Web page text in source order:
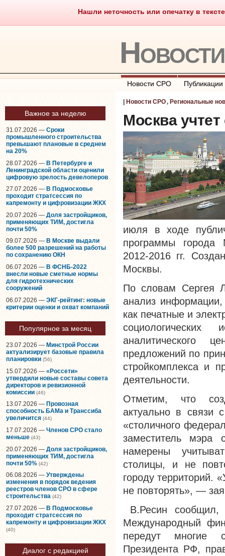
Нашли неточность или опечатку в
Саморегулирование Что
Новости СРО Публикации
Важное за неделю
31.07.2026 — Сроки
промышленного строительства
превышают плановые в среднем
на 20%
28.07.2026 — В Петербурге и
Ленинградской области оценили
цифровую зрелость девелоперов
27.07.2026 — В Подмосковье
проходит стратсессия по
капремонту и цифровизации ЖКХ
20.07.2026 — Доля застройщиков,
применяющих ТИМ, достигла
почти 50%
09.07.2026 — В Москве выдали
более 500 разрешений на работы
по сохранению ОКН
06.07.2026 — В ФСНБ-2022
внесли новые сметные нормы
для гидротехнических
сооружений
06.07.2026 — ЭКГ-рейтинг: новые
критерии оценки и охват компаний
Популярное за месяц
23.07.2026 — Минстрой России
актуализирует базовые правила
планировки (56)
15.07.2026 — «Россети»
утвердили новые составы совета
директоров и ревизионной
комиссии (46)
13.07.2026 — Провозная
способность БАМа и Транссиба
увеличится (44)
17.07.2026 — Членов СРО стало
меньше (43)
20.07.2026 — Доля застройщиков,
применяющих ТИМ, достигла
почти 50% (42)
06.08.2026 — Утверждены
изменения в порядок ведения
реестров членов СРО в сфере
строительства (42)
27.07.2026 — В Подмосковье
проходит стратсессия по
капремонту и цифровизации ЖКХ
(40)
Диалог с редакцией
Новости СРО, Региональные
Москва
июля в ходе
программы города
2012-2016 гг.
Москвы.
По словам Сергея
анализ информации,
как печатные и
аналитического
предложений по
стройкомплекса и
деятельности.
Отметим, что
актуально в связи
«столичного
заместитель мэра
намерены
столицы, и не
городу территорий.
не повторять», —
В.Ресин сообщил,
Международный
передут многие
Президента РФ,